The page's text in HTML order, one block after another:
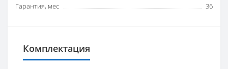
Гарантия, мес
36
Комплектация